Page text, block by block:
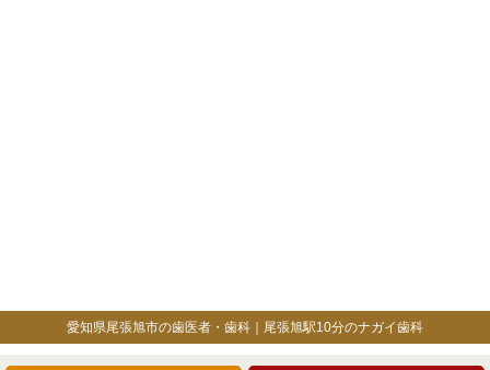
愛知県尾張旭市の歯医者・歯科｜尾張旭駅10分のナガイ歯科